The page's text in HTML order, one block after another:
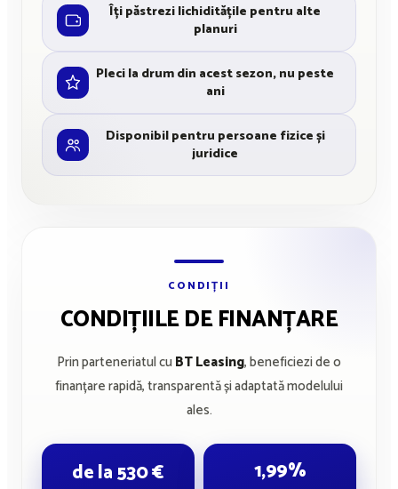
Îți păstrezi lichiditățile pentru alte
planuri
Pleci la drum din acest sezon, nu peste
ani
Disponibil pentru persoane fizice și
juridice
CONDIȚII
CONDIȚIILE DE FINANȚARE
Prin parteneriatul cuBT Leasing, beneficiezi de o
finanțare rapidă, transparentă și adaptată modelului
ales.
de la 530 € 1,99%